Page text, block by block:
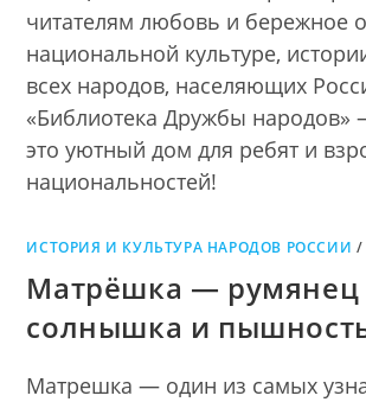
читателям любовь и бережное
национальной культуре,
всех народов, населяющих
«Библиотека Дружбы народов»
это уютный дом для ребят и
национальностей!
ИСТОРИЯ И КУЛЬТУРА НАРОДОВ РОССИИ /
Матрёшка — румянец
солнышка и
Матрешка — один из самых